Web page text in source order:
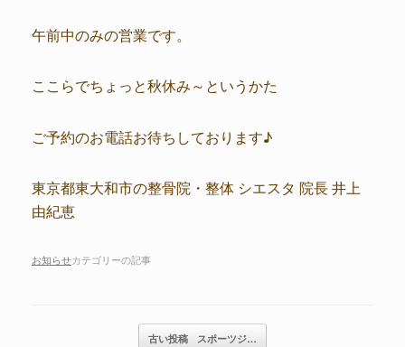
午前中のみの営業です。
ここらでちょっと秋休み～というかた
ご予約のお電話お待ちしております♪
東京都東大和市の整骨院・整体 シエスタ 院長 井上
由紀恵
お知らせカテゴリーの記事
記事のナビゲーション古い投稿 スポーツジ…